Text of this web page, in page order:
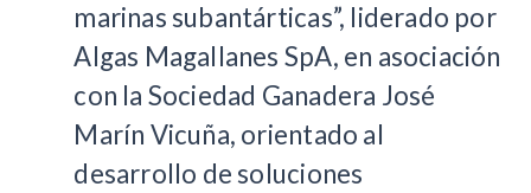
marinas subantárticas”, liderado por
Algas Magallanes SpA, en asociación
con la Sociedad Ganadera José
Marín Vicuña, orientado al
desarrollo de soluciones